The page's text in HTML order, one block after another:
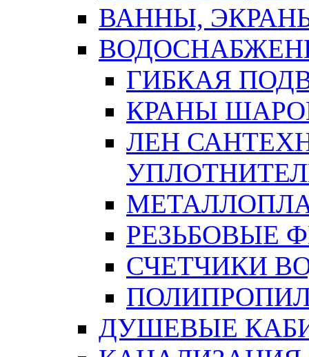
ВАННЫ,
ГИБКАЯ
КРАНЫ
ЛЕН
РЕЗЬБОВЫЕ
СЧЕТЧИКИ
ДУШЕВЫЕ